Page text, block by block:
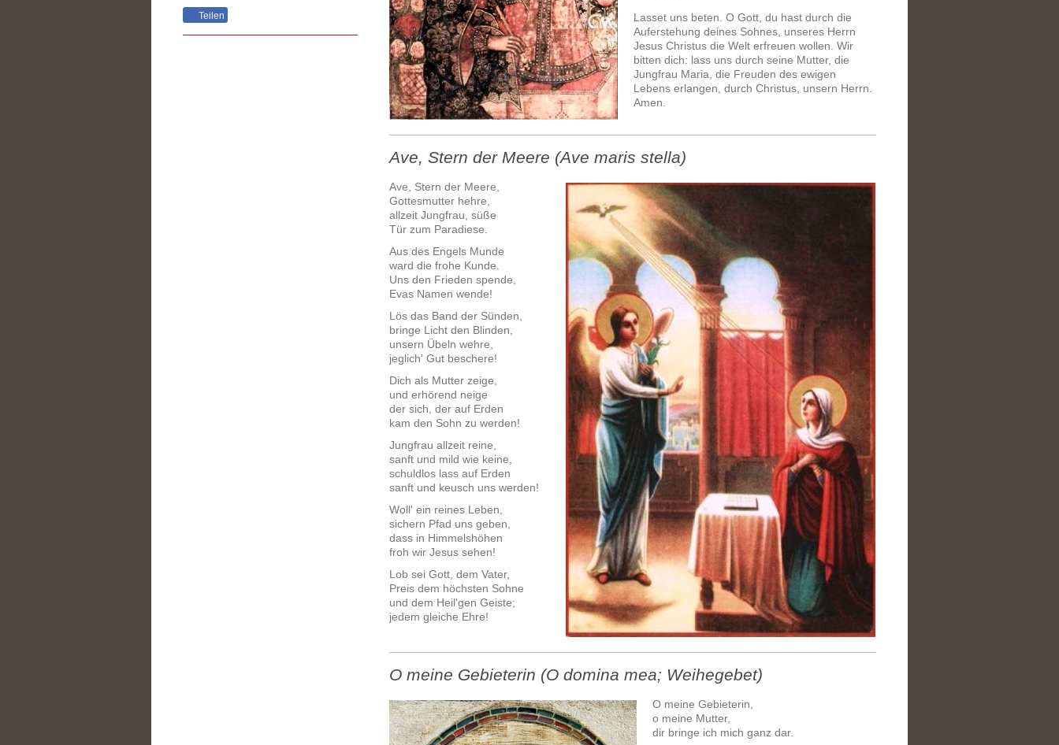
Lasset uns beten. O Gott, du hast durch die
Auferstehung deines Sohnes, unseres Herrn
Jesus Christus die Welt erfreuen wollen. Wir
bitten dich: lass uns durch seine Mutter, die
Jungfrau Maria, die Freuden des ewigen
Lebens erlangen, durch Christus, unsern Herrn.
Amen.
Ave, Stern der Meere (Ave maris stella)
Ave, Stern der Meere,
Gottesmutter hehre,
allzeit Jungfrau, süße
Tür zum Paradiese.
Aus des Engels Munde
ward die frohe Kunde.
Uns den Frieden spende,
Evas Namen wende!
Lös das Band der Sünden,
bringe Licht den Blinden,
unsern Übeln wehre,
jeglich' Gut beschere!
Dich als Mutter zeige,
und erhörend neige
der sich, der auf Erden
kam den Sohn zu werden!
Jungfrau allzeit reine,
sanft und mild wie keine,
schuldlos lass auf Erden
sanft und keusch uns werden!
Woll' ein reines Leben,
sichern Pfad uns geben,
dass in Himmelshöhen
froh wir Jesus sehen!
Lob sei Gott, dem Vater,
Preis dem höchsten Sohne
und dem Heil'gen Geiste;
jedem gleiche Ehre!
O meine Gebieterin (O domina mea; Weihegebet)
O meine Gebieterin,
o meine Mutter,
dir bringe ich mich ganz dar.
Teilen